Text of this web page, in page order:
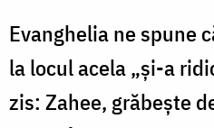
Evanghelia ne spune
la locul acela „şi-a
zis: Zahee, grăbeşte